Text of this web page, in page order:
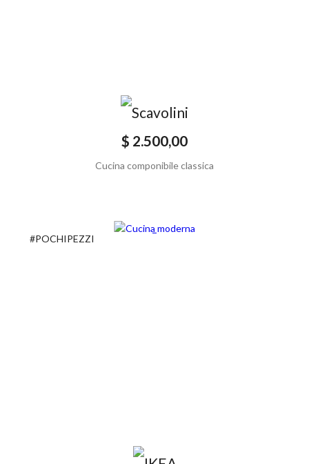
$ 2.500,00
Cucina componibile classica
#POCHIPEZZI